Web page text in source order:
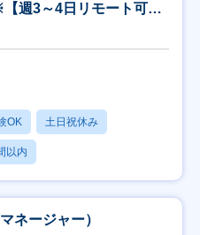
週3～4日リモート可
OK 土日祝休み
以内
ネージャー）